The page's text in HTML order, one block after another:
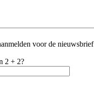
voor de nieuwsbrief
2 + 2?